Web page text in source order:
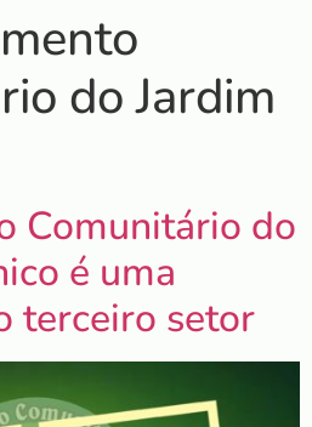
do Jardim
Comunitário do
é uma
terceiro setor